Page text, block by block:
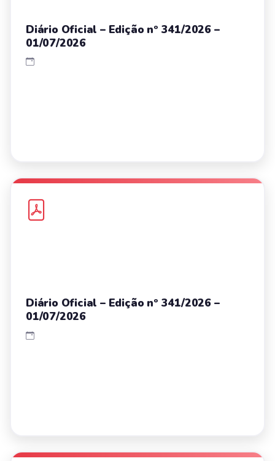
Diário Oficial – Edição nº 341/2026 –
01/07/2026
Diário Oficial – Edição nº 341/2026 –
01/07/2026